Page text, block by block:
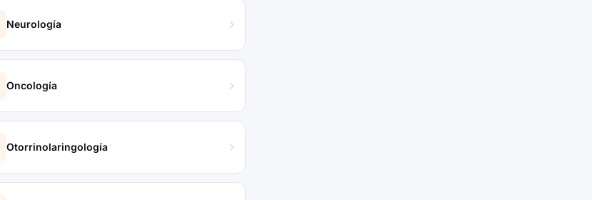
Neurología
Oncología
Otorrinolaringología